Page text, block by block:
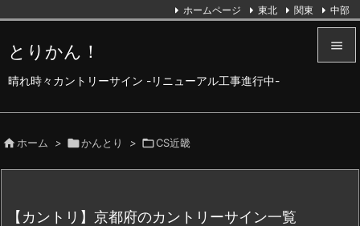
とりかん！
晴れ時々カントリーサイン -リニューアル工事進行中-

ホームページ 東北 関東 中部
 ホーム > かんとり > CS近畿
【カントリ】京都府のカントリーサイン一覧